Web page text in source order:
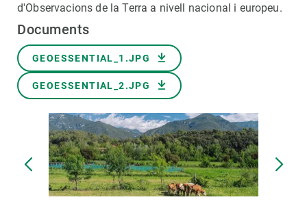
d'Observacions de la Terra a nivell nacional i europeu.
Documents
Document
GEOESSENTIAL_1.JPG
Document
GEOESSENTIAL_2.JPG